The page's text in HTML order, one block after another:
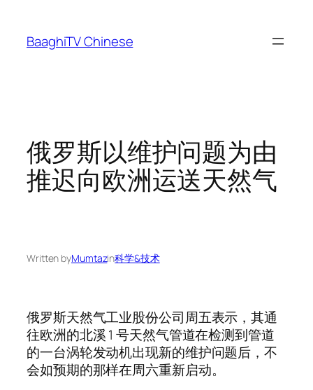
content
BaaghiTV Chinese
俄罗斯以维护问题为由
推迟向欧洲运送天然气
Written byMumtazin科学&技术
俄罗斯天然气工业股份公司周五表示，其通
往欧洲的北溪 1 号天然气管道在检测到管道
的一台涡轮发动机出现新的维护问题后，不
会如预期的那样在周六重新启动。